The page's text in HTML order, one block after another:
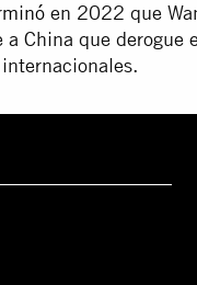
en 2022 que
China que derogue